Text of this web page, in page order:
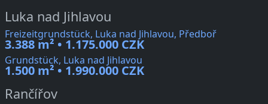
Luka nad Jihlavou
Freizeitgrundstück, Luka nad Jihlavou, Předboř
3.388 m² • 1.175.000 CZK
Grundstück, Luka nad Jihlavou
1.500 m² • 1.990.000 CZK
Rančířov